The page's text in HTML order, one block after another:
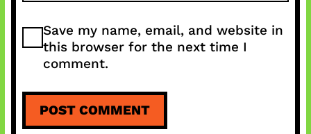
Save my name, email, and website in
this browser for the next time I
comment.